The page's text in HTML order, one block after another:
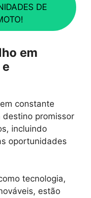
DE
em
constante
promissor
incluindo
oportunidades
tecnologia,
estão